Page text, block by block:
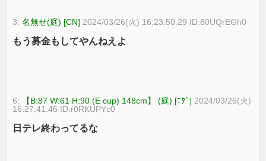
3:名無せ(庭) [CN] 2024/03/26(火) 16:23:50.29 ID:80UQrEGh0
もう募金もしてやんねえよ
6: 【B:87 W:61 H:90 (E cup) 148cm】 (庭) [ﾆﾀﾞ] 2024/03/26(火)
16:27:41.46 ID:r0RKUPYc0
日テレ終わってるな